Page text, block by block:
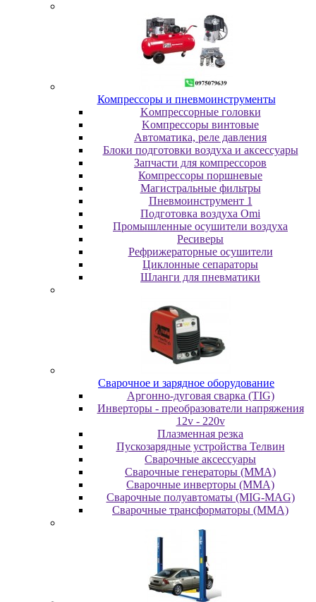
Компрессоры и пневмоинструменты
Koмпpeccopныe гoлoвки
Koмпpeccopы винтoвыe
Автоматика, реле давления
Блоки подготовки воздуха и аксессуары
Запчасти для компрессоров
Компрессоры поршневые
Магистральные фильтры
Пневмоинструмент 1
Подготовка воздуха Omi
Промышленные осушители воздуха
Ресиверы
Рефрижераторные осушители
Циклонные сепараторы
Шланги для пневматики
Cвapoчнoe и зарядное оборудование
Аргонно-дуговая сварка (TIG)
Инверторы - преобразователи напряжения
12v - 220v
Плазменная резка
Пускозарядные устройства Телвин
Сварочные аксессуары
Сварочные генераторы (MMA)
Сварочные инверторы (MMA)
Сварочные полуавтоматы (MIG-MAG)
Сварочные трансформаторы (MMA)